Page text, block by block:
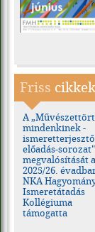
Friss cikkek
A
mindenkinek -
ismeretterjesztő
előadás-sorozat"
megvalósítását a
2025/26.
NKA
Ismeretátadás
Kollégiuma
támogatta